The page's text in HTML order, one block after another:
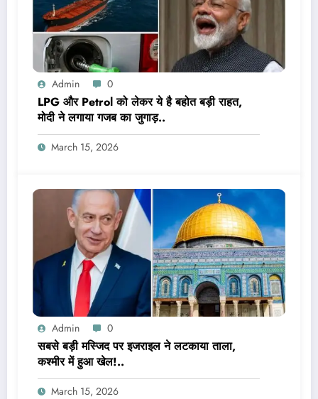
Admin 0
LPG और Petrol को लेकर ये है बहोत बड़ी राहत,
मोदी ने लगाया गजब का जुगाड़..
March 15, 2026
Admin 0
सबसे बड़ी मस्जिद पर इजराइल ने लटकाया ताला,
कश्मीर में हुआ खेल!..
March 15, 2026